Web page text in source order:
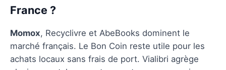
France ?
Momox, Recyclivre et AbeBooks dominent le
marché français. Le Bon Coin reste utile pour les
achats locaux sans frais de port. Vialibri agrège